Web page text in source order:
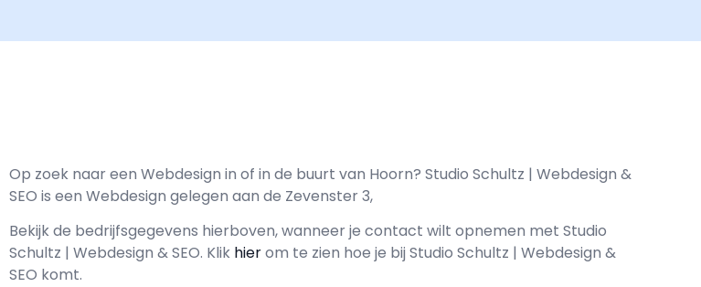
Op zoek naar een Webdesign in of in de buurt van Hoorn? Studio Schultz | Webdesign &
SEO is een Webdesign gelegen aan de Zevenster 3,
Bekijk de bedrijfsgegevens hierboven, wanneer je contact wilt opnemen met Studio
Schultz | Webdesign & SEO. Klik hierom te zien hoe je bij Studio Schultz | Webdesign &
SEO komt.